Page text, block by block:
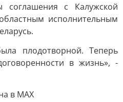
соглашения с Калужской
исполнительным
плодотворной. Теперь
в жизнь», -
в МАХ